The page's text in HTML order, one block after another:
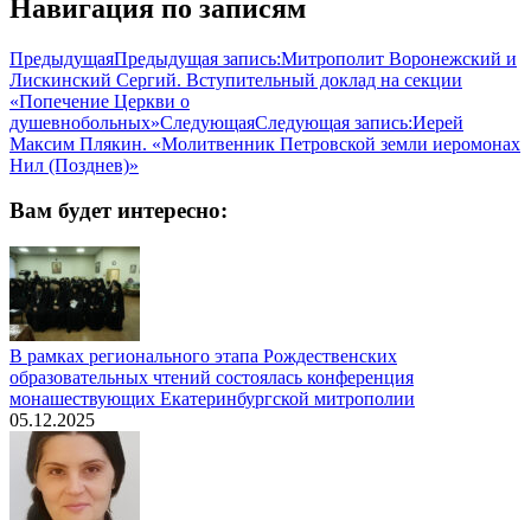
Навигация по записям
ПредыдущаяПредыдущая запись:Митрополит Воронежский и
Лискинский Сергий. Вступительный доклад на секции
«Попечение Церкви о
душевнобольных»СледующаяСледующая запись:Иерей
Максим Плякин. «Молитвенник Петровской земли иеромонах
Нил (Позднев)»
Вам будет интересно:
В рамках регионального этапа Рождественских
образовательных чтений состоялась конференция
монашествующих Екатеринбургской митрополии
05.12.2025